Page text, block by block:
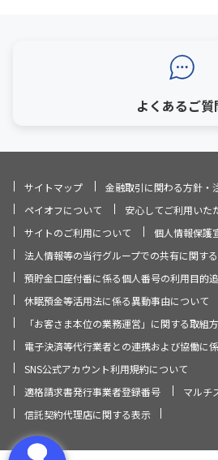
よくあるご質
サイトマップ
金融取引に関わる方針・
ペイオフについて
安心してご利用いた
サイトのご利用について
個人情報保護
法人情報等の当行グループでの共有に関す
預貯金口座付番に係る個人番号の利用目的
休眠預金等活用法に係る異動事由について
「お客さま本位の業務運営」に関する取組
電子決済等代行業者との連携および協働に
SNS公式アカウント利用規約について
適格請求書発行事業者登録番号
マルチ
信託契約代理店に関する表示